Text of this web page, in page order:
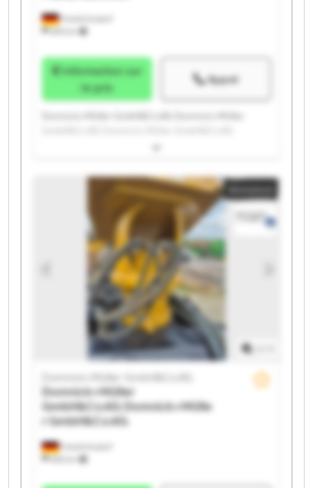
Friedrichsdorf
655 km
Information sur
le prix
Appel
Domnick+Müller GmbH&Co.KG Domnick+Müller
Domnick+Müller GmbH&Co.KG Domnick+Müller
GmbH&Co.KG Domnick+Müller GmbH&Co.KG
Domnick+Müller GmbH&Co.KG Domnick+Müller
GmbH&Co.KG Domnick+Müller GmbH&Co.KG
Domnick+Müller GmbH&Co.KG Domnick+Müller
GmbH&Co.KG Domnick+Müller GmbH&Co.KG
Domnick+Müller GmbH&Co.KG Domnick+Müller
GmbH&Co.KG Domnick+Müller GmbH&Co.KG
Domnick+Müller GmbH&Co.KG Domnick+Müller
GmbH&Co.KG
Annonce
Friedrichsdorf
655 km
Domnick+Müller GmbH&Co.KG
Domnick+Müller
GmbH&Co.KG Domnick+Mülle
r GmbH&Co.KG